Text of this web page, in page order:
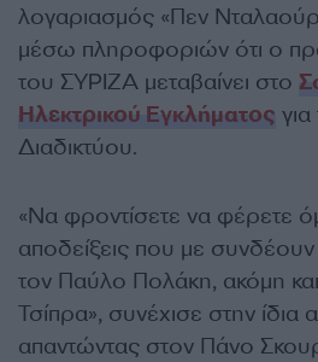
λογαριασμός «Πεν
μέσω πληροφοριών ότι ο
του ΣΥΡΙΖΑ μεταβαίνει στο
Ηλεκτρικού Εγκλήματος
Διαδικτύου.
«Να φροντίσετε να φέρετε
αποδείξεις που με
τον Παύλο Πολάκη, ακόμη
Τσίπρα», συνέχισε στην ίδια
απαντώντας στον Πάνο